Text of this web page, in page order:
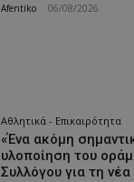
Afentiko 06/08/2026
Αθλητικά - Επικαιρότητα
«Ένα ακόμη
υλοποίηση του
Συλλόγου για τη νέα